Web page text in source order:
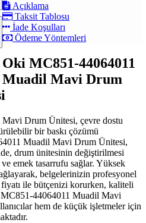
Açıklama
Taksit Tablosu
İade Koşulları
Ödeme Yöntemleri
Oki MC851-44064011
Muadil Mavi Drum
Drum Ünitesi, çevre dostu
bir baskı çözümü
Muadil Mavi Drum Ünitesi,
drum ünitesinin değiştirilmesi
emek tasarrufu sağlar. Yüksek
belgelerinizin profesyonel
ile bütçenizi korurken, kaliteli
44064011 Muadil Mavi
hem de küçük işletmeler için